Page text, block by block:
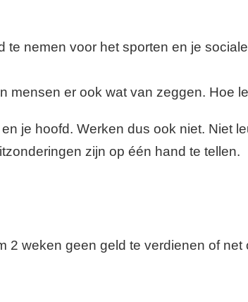
nemen voor het sporten en je
mensen er ook wat van zeggen. Hoe
je hoofd. Werken dus ook niet. Niet
zijn op één hand te tellen.
weken geen geld te verdienen of